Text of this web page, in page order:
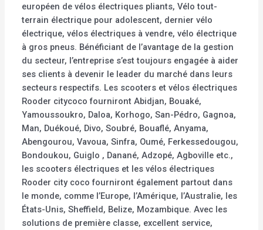
européen de vélos électriques pliants, Vélo tout-
terrain électrique pour adolescent, dernier vélo
électrique, vélos électriques à vendre, vélo électrique
à gros pneus. Bénéficiant de l’avantage de la gestion
du secteur, l’entreprise s’est toujours engagée à aider
ses clients à devenir le leader du marché dans leurs
secteurs respectifs. Les scooters et vélos électriques
Rooder citycoco fourniront Abidjan, Bouaké,
Yamoussoukro, Daloa, Korhogo, San-Pédro, Gagnoa,
Man, Duékoué, Divo, Soubré, Bouaflé, Anyama,
Abengourou, Vavoua, Sinfra, Oumé, Ferkessedougou,
Bondoukou, Guiglo , Danané, Adzopé, Agboville etc.,
les scooters électriques et les vélos électriques
Rooder city coco fourniront également partout dans
le monde, comme l’Europe, l’Amérique, l’Australie, les
États-Unis, Sheffield, Belize, Mozambique. Avec les
solutions de première classe, excellent service,